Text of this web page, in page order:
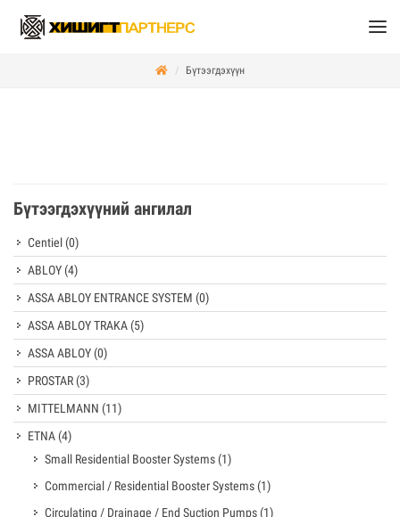
Бүтээгдэхүүн
Бүтээгдэхүүний ангилал
Centiel (0)
ABLOY (4)
ASSA ABLOY ENTRANCE SYSTEM (0)
ASSA ABLOY TRAKA (5)
ASSA ABLOY (0)
PROSTAR (3)
MITTELMANN (11)
ETNA (4)
Small Residential Booster Systems (1)
Commercial / Residential Booster Systems (1)
Circulating / Drainage / End Suction Pumps (1)